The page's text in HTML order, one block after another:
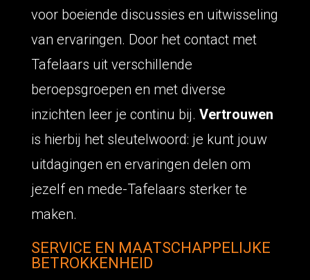
voor boeiende discussies en uitwisseling
van ervaringen. Door het contact met
Tafelaars uit verschillende
beroepsgroepen en met diverse
inzichten leer je continu bij. Vertrouwen
is hierbij het sleutelwoord: je kunt jouw
uitdagingen en ervaringen delen om
jezelf en mede-Tafelaars sterker te
maken.
SERVICE EN MAATSCHAPPELIJKE
BETROKKENHEID